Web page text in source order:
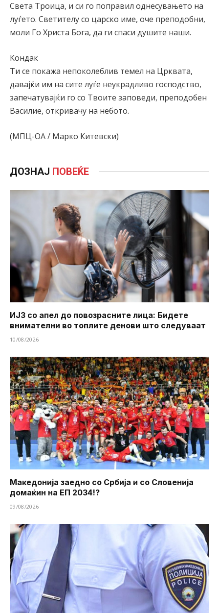
Света Троица, и си го поправил однесувањето на
луѓето. Светителу со царско име, оче преподобни,
моли Го Христа Бога, да ги спаси душите наши.
Кондак
Ти се покажа непоколеблив темел на Црквата,
давајќи им на сите луѓе неукрадливо господство,
запечатувајќи го со Твоите заповеди, преподобен
Василие, откривачу на небото.
(МПЦ-ОА / Марко Китевски)
ДОЗНАЈ ПОВЕЌЕ
ИЈЗ со апел до повозрасните лица: Бидете
внимателни во топлите денови што следуваат
10/08/2026
Македонија заедно со Србија и со Словенија
домаќин на ЕП 2034!?
09/08/2026